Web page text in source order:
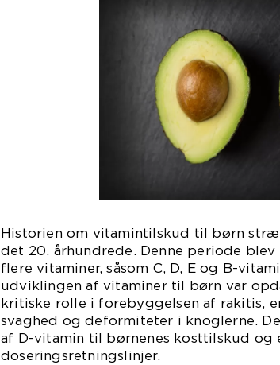
Historien om vitamintilskud til børn
det 20. århundrede. Denne periode
flere vitaminer, såsom C, D, E og B-
udviklingen af vitaminer til børn var
kritiske rolle i forebyggelsen af rakitis,
svaghed og deformiteter i knoglerne.
af D-vitamin til børnenes kosttilskud og
doseringsretningslinjer.